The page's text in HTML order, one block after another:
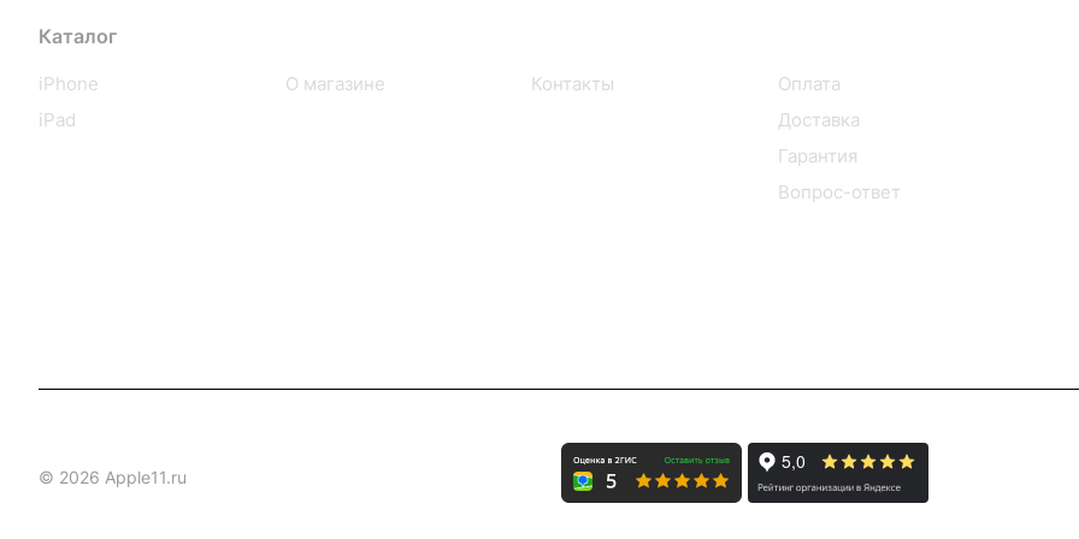
Каталог
iPhone
iPad
О магазине Контакты
Оплата
Доставка
Гарантия
Вопрос-ответ
© 2026 Apple11.ru